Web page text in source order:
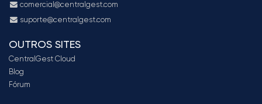
comercial@centralgest.com
suporte@centralgest.com
OUTROS SITES
CentralGest Cloud
Blog
Fórum